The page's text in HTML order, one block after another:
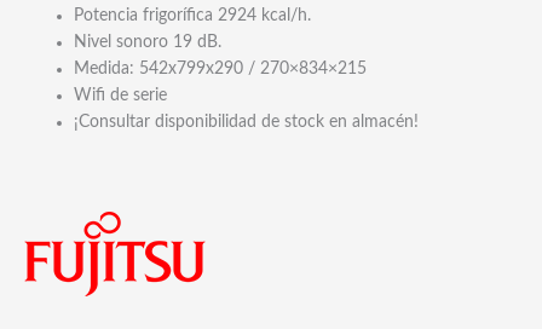
Potencia frigorífica 2924 kcal/h.
Nivel sonoro 19 dB.
Medida: 542x799x290 / 270×834×215
Wifi de serie
¡Consultar disponibilidad de stock en almacén!